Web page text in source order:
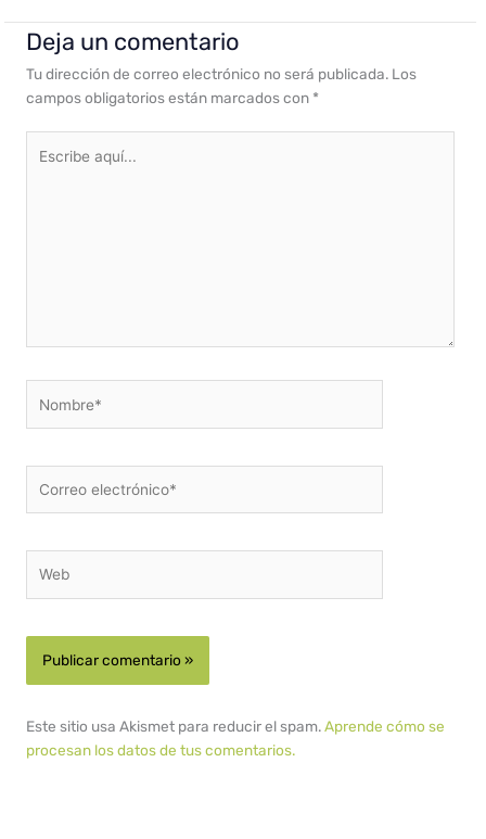
Deja un comentario
Tu dirección de correo electrónico no será publicada. Los
campos obligatorios están marcados con *
aquí...
electrónico*
Este sitio usa Akismet para reducir el spam.Aprende cómo se
procesan los datos de tus comentarios.